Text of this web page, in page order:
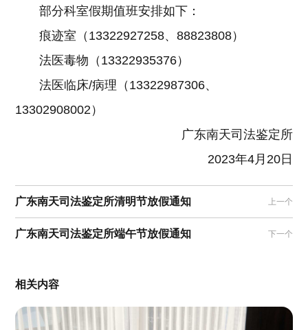
部分科室假期值班安排如下：
痕迹室（13322927258、88823808）
法医毒物（13322935376）
法医临床/病理（13322987306、
13302908002）
广东南天司法鉴定所
2023年4月20日
广东南天司法鉴定所清明节放假通知 上一个
广东南天司法鉴定所端午节放假通知 下一个
相关内容